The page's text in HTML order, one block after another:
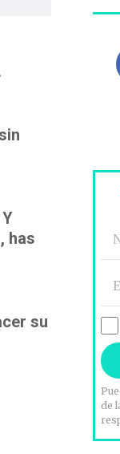
has
su
de